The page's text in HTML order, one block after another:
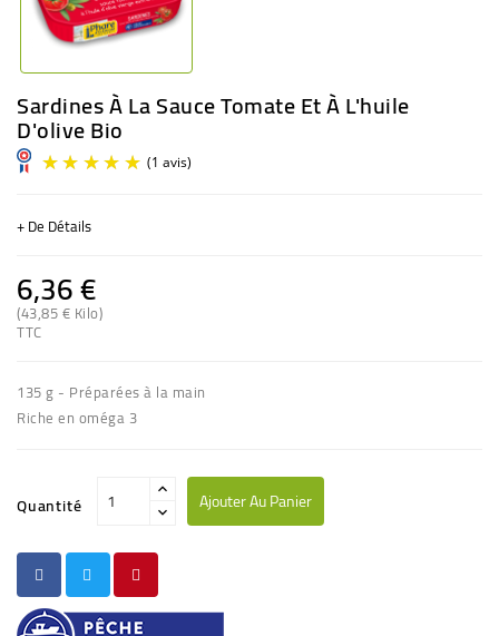
Sardines À La Sauce Tomate Et À L'huile
D'olive Bio
+ De Détails
6,36 €
(43,85 € Kilo)
TTC
135 g - Préparées à la main
Riche en oméga 3
Quantité Ajouter Au Panier